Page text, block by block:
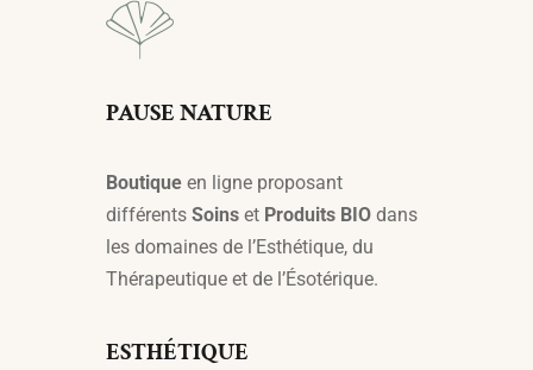
PAUSE NATURE
Boutique en ligne proposant
différents Soins et Produits BIO dans
les domaines de l’Esthétique, du
Thérapeutique et de l’Ésotérique.
ESTHÉTIQUE